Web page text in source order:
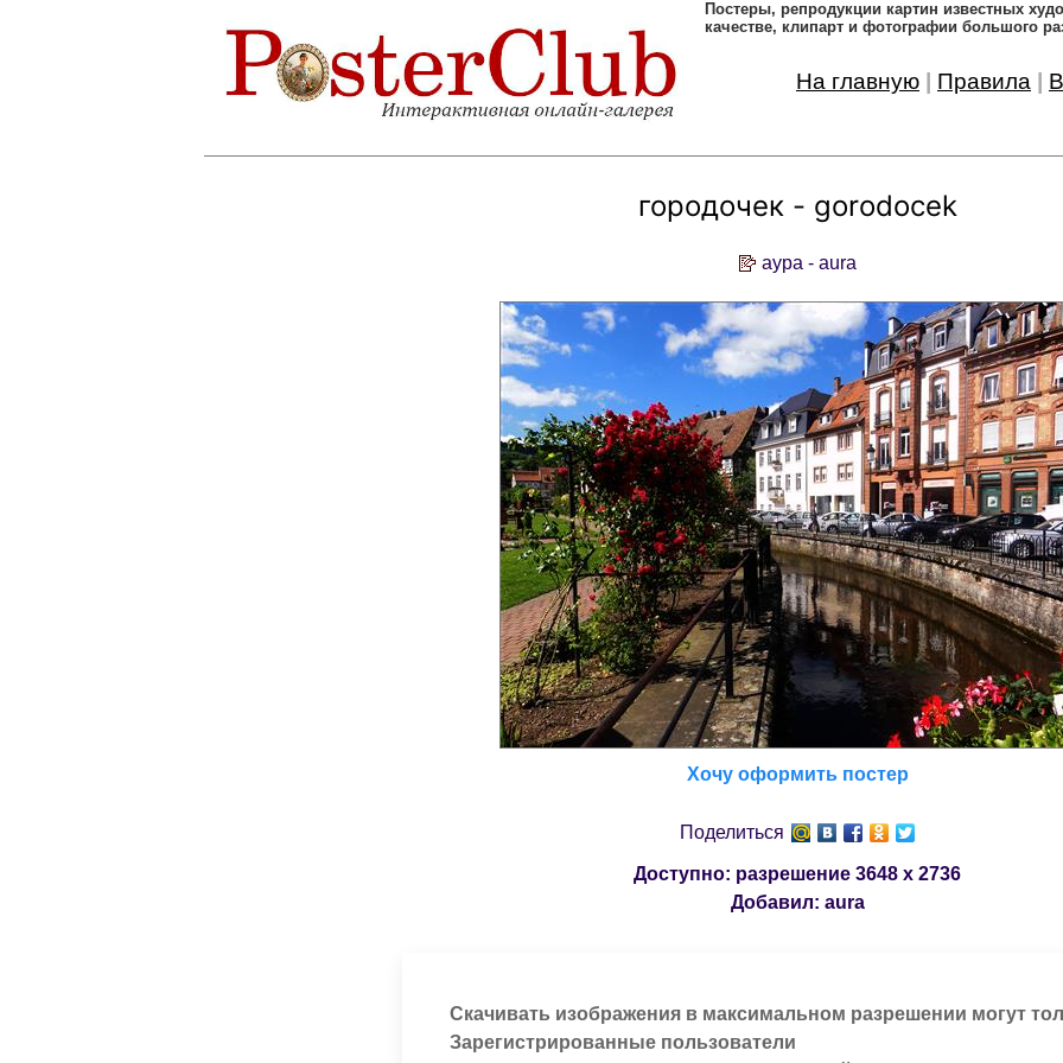
Постеры, pепродукции картин известных
качестве, клипарт и фотографии большого
На главную Правила
городочек - gorodocek
аура - aura
Хочу оформить постер
Поделиться
Доступно: разрешение 3648 x 2736
Добавил: aura
Скачивать изображения в максимальном разрешении могут
Зарегистрированные пользователи